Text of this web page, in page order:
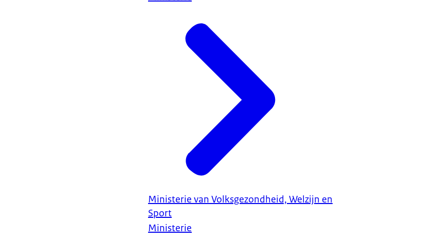
Ministerie van Volksgezondheid, Welzijn en
Sport
Ministerie